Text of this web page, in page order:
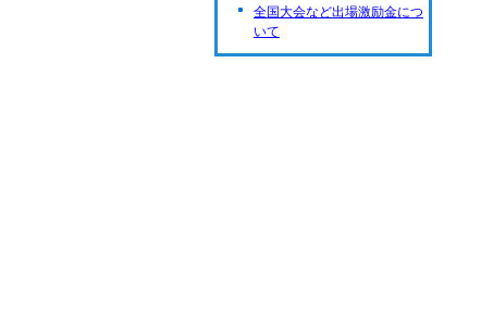
全国大会など出場激励金につ
いて